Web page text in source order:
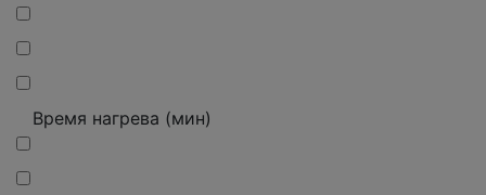
Время нагрева (мин)